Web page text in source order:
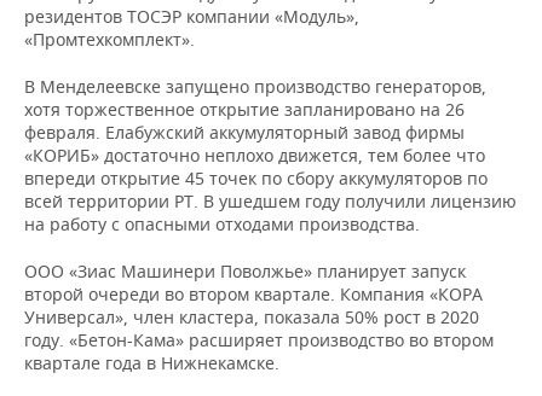
резидентов ТОСЭР компании «Модуль»,
«Промтехкомплект».
В Менделеевске запущено производство генераторов,
хотя торжественное открытие запланировано на 26
февраля. Елабужский аккумуляторный завод фирмы
«КОРИБ» достаточно неплохо движется, тем более что
впереди открытие 45 точек по сбору аккумуляторов по
всей территории РТ. В ушедшем году получили лицензию
на работу с опасными отходами производства.
ООО «Зиас Машинери Поволжье» планирует запуск
второй очереди во втором квартале. Компания «КОРА
Универсал», член кластера, показала 50% рост в 2020
году. «Бетон-Кама» расширяет производство во втором
квартале года в Нижнекамске.